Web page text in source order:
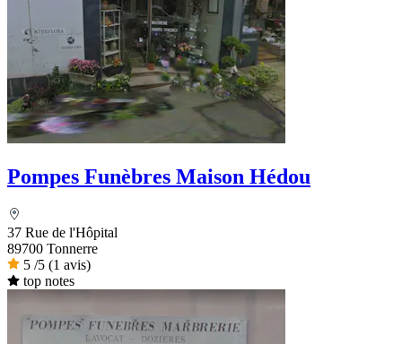
Pompes Funèbres Maison Hédou
37 Rue de l'Hôpital
89700 Tonnerre
5 /5 (1 avis)
top notes